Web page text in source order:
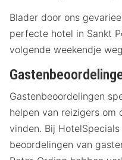
Blader door ons
perfecte hotel in Sankt
volgende weekendje
Gastenbeoordelingen
helpen van reizigers
vinden. Bij
beoordelingen van